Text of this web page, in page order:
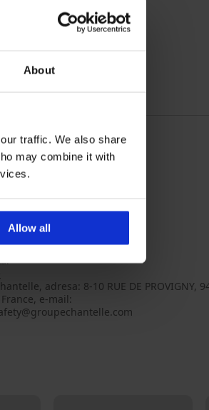
About
traffic. We also share
may combine it with
Allow all
7
adresa: 8-10 RUE DE PROVIGNY,
France, e-mail: